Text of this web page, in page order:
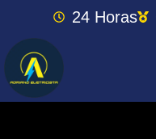
24 Horas